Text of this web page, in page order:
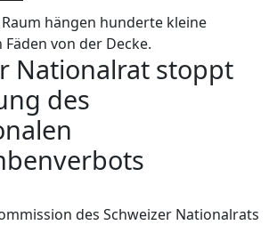
Nationalrat stoppt
des
des Schweizer Nationalrats